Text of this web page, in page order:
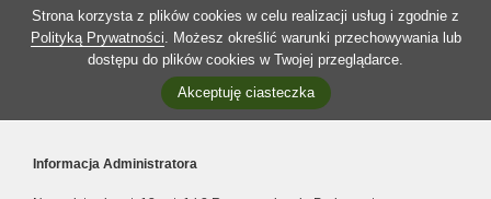
Strona korzysta z plików cookies w celu realizacji usług i zgodnie z
Polityką Prywatności. Możesz określić warunki przechowywania lub
dostępu do plików cookies w Twojej przeglądarce.
Akceptuję ciasteczka
Informacja Administratora